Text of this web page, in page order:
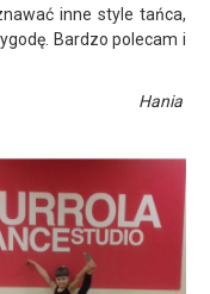
inne style tańca,
Bardzo polecam i
Hania